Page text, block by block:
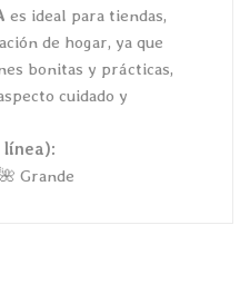
es ideal para tiendas,
de hogar, ya que
bonitas y prácticas,
cuidado y
línea):
Grande